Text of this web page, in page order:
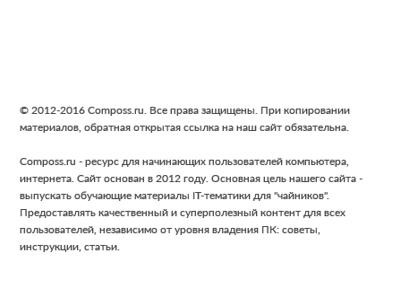
Footer
© 2012-2016 Composs.ru. Все права защищены. При копировании
материалов, обратная открытая ссылка на наш сайт обязательна.
Composs.ru - ресурс для начинающих пользователей компьютера,
интернета. Сайт основан в 2012 году. Основная цель нашего сайта -
выпускать обучающие материалы IT-тематики для "чайников".
Предоставлять качественный и суперполезный контент для всех
пользователей, независимо от уровня владения ПК: советы,
инструкции, статьи.